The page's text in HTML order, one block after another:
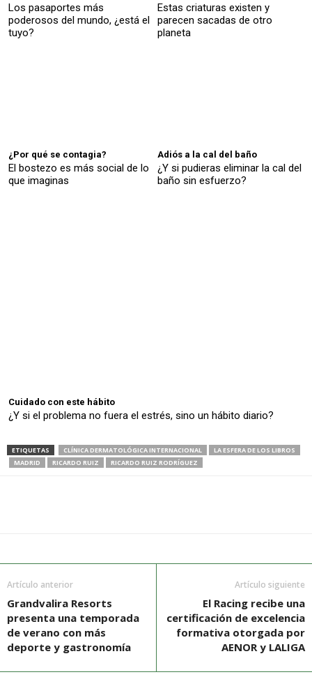
Los pasaportes más
poderosos del mundo, ¿está el
tuyo?
Estas criaturas existen y
parecen sacadas de otro
planeta
¿Por qué se contagia?
El bostezo es más social de lo
que imaginas
Adiós a la cal del baño
¿Y si pudieras eliminar la cal del
baño sin esfuerzo?
Cuidado con este hábito
¿Y si el problema no fuera el estrés, sino un hábito diario?
ETIQUETAS CLÍNICA DERMATOLÓGICA INTERNACIONAL
LA ESFERA DE LOS LIBROS
MADRID
RICARDO RUIZ RICARDO RUIZ RODRÍGUEZ
Artículo anterior
Grandvalira Resorts
presenta una temporada
de verano con más
deporte y gastronomía
Artículo siguiente
El Racing recibe una
certificación de excelencia
formativa otorgada por
AENOR y LALIGA